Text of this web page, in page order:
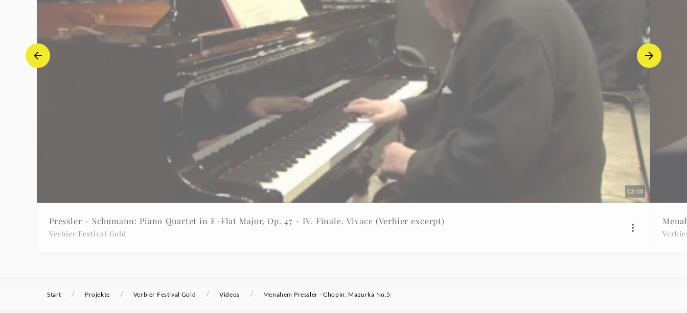
03:00
Pressler - Schumann: Piano Quartet in E-Flat Major, Op. 47 - IV. Finale. Vivace (Verbier excerpt)
Verbier Festival Gold
Start / Projekte / Verbier Festival Gold / Videos / Menahem Pressler - Chopin: Mazurka No.5